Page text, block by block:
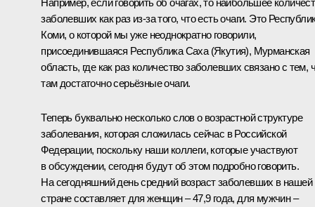
заболевших как раз из-за того, что есть очаги. Это
Коми, о которой мы уже неоднократно говорили,
присоединившаяся Республика Саха (Якутия), Мурманская
область, где как раз количество заболевших связано с тем,
там достаточно серьёзные очаги.
Теперь буквально несколько слов о возрастной структуре
заболевания, которая сложилась сейчас в Российской
Федерации, поскольку наши коллеги, которые участвуют
в обсуждении, сегодня будут об этом подробно говорить.
На сегодняшний день средний возраст заболевших в нашей
стране составляет для женщин – 47,9 года, для мужчин –